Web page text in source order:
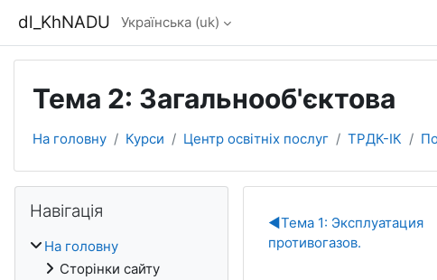
dl_KhNADU Українська ‎(uk)‎
Тема 2: Загальнооб'єктова
На головну Курси Центр освітніх послуг ТРДК-ІК
Схема розділу
◀︎Тема 1: Эксплуатация
противогазов.
Блоки
Навігація
На головну
Сторінки сайту